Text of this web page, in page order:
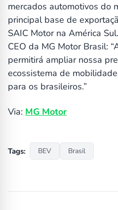
mercados automotivos do
principal base de
SAIC Motor na América
CEO da MG Motor Brasil:
permitirá ampliar nossa
ecossistema de
para os brasileiros.”
Via: MG Motor
Tags: BEV Brasil